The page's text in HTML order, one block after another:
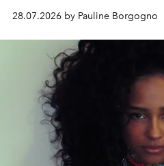
samenkomen.
28.07.2026 by Pauline Borgogno